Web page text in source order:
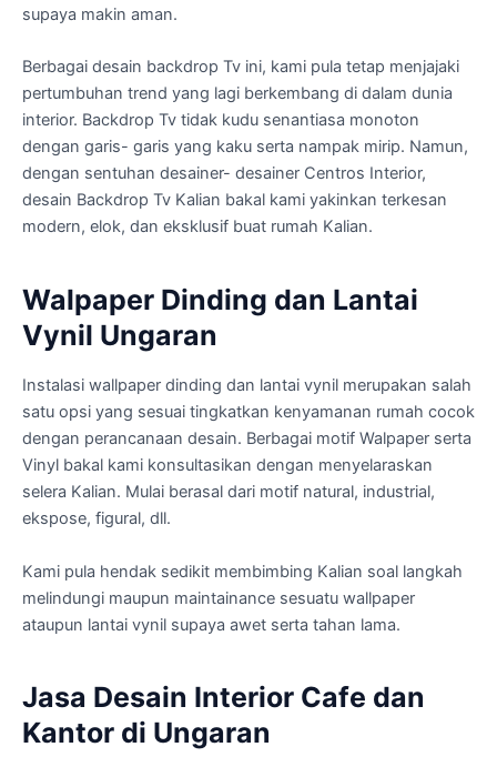
supaya makin aman.
Berbagai desain backdrop Tv ini, kami pula tetap menjajaki
pertumbuhan trend yang lagi berkembang di dalam dunia
interior. Backdrop Tv tidak kudu senantiasa monoton
dengan garis- garis yang kaku serta nampak mirip. Namun,
dengan sentuhan desainer- desainer Centros Interior,
desain Backdrop Tv Kalian bakal kami yakinkan terkesan
modern, elok, dan eksklusif buat rumah Kalian.
Walpaper Dinding dan Lantai
Vynil Ungaran
Instalasi wallpaper dinding dan lantai vynil merupakan salah
satu opsi yang sesuai tingkatkan kenyamanan rumah cocok
dengan perancanaan desain. Berbagai motif Walpaper serta
Vinyl bakal kami konsultasikan dengan menyelaraskan
selera Kalian. Mulai berasal dari motif natural, industrial,
ekspose, figural, dll.
Kami pula hendak sedikit membimbing Kalian soal langkah
melindungi maupun maintainance sesuatu wallpaper
ataupun lantai vynil supaya awet serta tahan lama.
Jasa Desain Interior Cafe dan
Kantor di Ungaran